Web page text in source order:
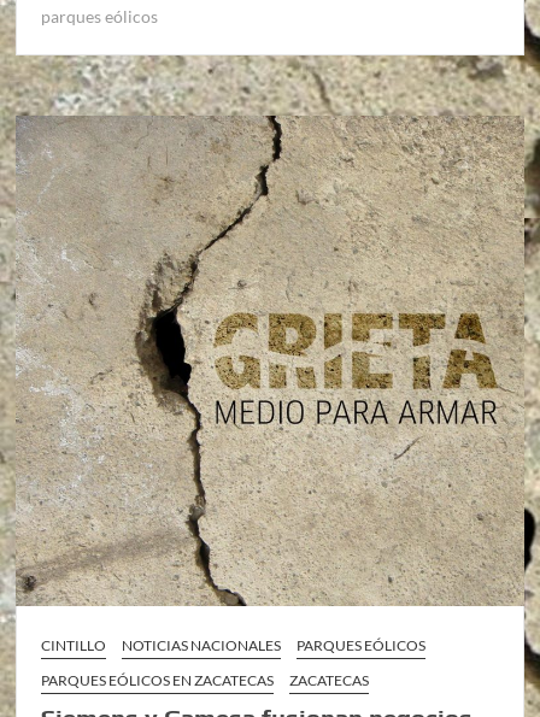
parques eólicos
CINTILLO NOTICIAS NACIONALES
PARQUES EÓLICOS
PARQUES EÓLICOS EN ZACATECAS
ZACATECAS